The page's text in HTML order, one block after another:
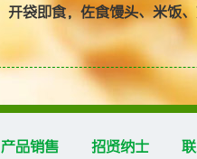
开袋即食，佐食馒头、米饭
产品销售 招贤纳士